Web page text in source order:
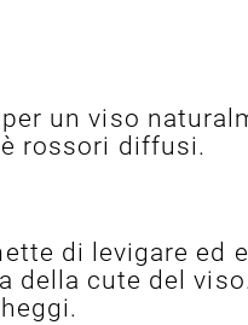
un viso
rossori diffusi.
di levigare ed
della cute del